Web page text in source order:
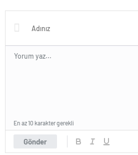
olacak
Gönder
En az 10 karakter gerekli